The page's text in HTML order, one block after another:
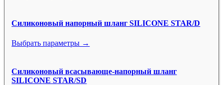
Силиконовый напорный шланг SILICONE STAR/D
Выбрать параметры →
Силиконовый всасывающе-напорный шланг
SILICONE STAR/SD